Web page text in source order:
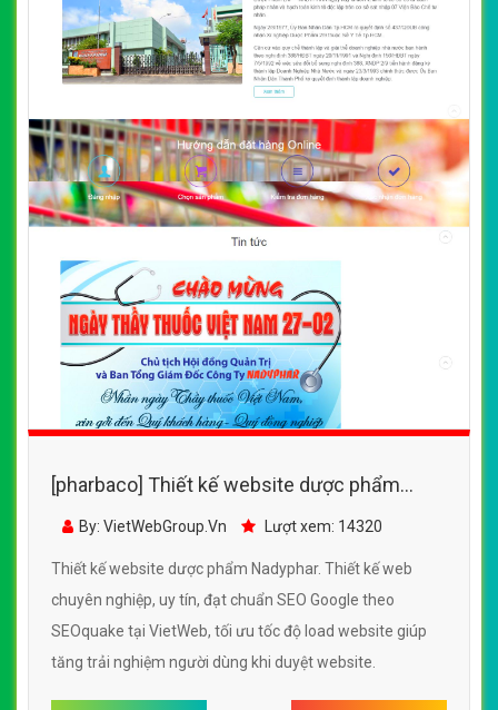
[pharbaco] Thiết kế website dược phẩm
Nadyphar đẹp, chuyên nghiệp chuẩn SEO
By: VietWebGroup.Vn Lượt xem: 14320
Thiết kế website dược phẩm Nadyphar. Thiết kế web
chuyên nghiệp, uy tín, đạt chuẩn SEO Google theo
SEOquake tại VietWeb, tối ưu tốc độ load website giúp
tăng trải nghiệm người dùng khi duyệt website.